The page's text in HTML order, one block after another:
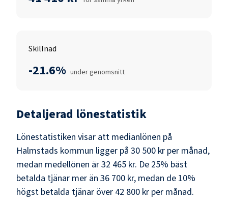
Skillnad
-21.6% under genomsnitt
Detaljerad lönestatistik
Lönestatistiken visar att medianlönen på
Halmstads kommun ligger på 30 500 kr per månad,
medan medellönen är32 465 kr. De 25% bäst
betalda tjänar mer än 36 700 kr, medan de 10%
högst betalda tjänar över 42 800 kr per månad.